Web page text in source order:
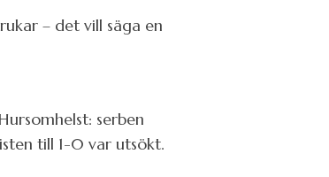
– det vill säga en
serben
till 1-0 var utsökt.